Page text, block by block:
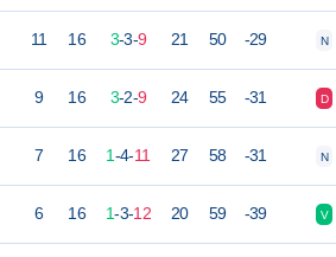
11 16 3-3-9 21 50 -29 N
9 16 3-2-9 24 55 -31 D
7 16 1-4-11 27 58 -31 N
6 16 1-3-12 20 59 -39 V